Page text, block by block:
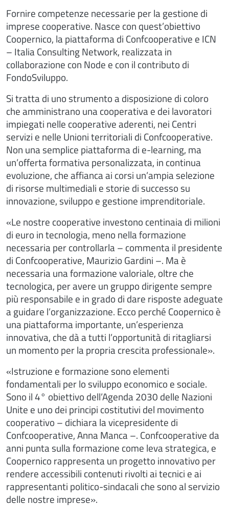
Fornire competenze necessarie per la gestione di
imprese cooperative. Nasce con quest’obiettivo
Coopernico, la piattaforma di Confcooperative e ICN
– Italia Consulting Network, realizzata in
collaborazione con Node e con il contributo di
FondoSviluppo.
Si tratta di uno strumento a disposizione di coloro
che amministrano una cooperativa e dei lavoratori
impiegati nelle cooperative aderenti, nei Centri
servizi e nelle Unioni territoriali di Confcooperative.
Non una semplice piattaforma di e-learning, ma
un’offerta formativa personalizzata, in continua
evoluzione, che affianca ai corsi un’ampia selezione
di risorse multimediali e storie di successo su
innovazione, sviluppo e gestione imprenditoriale.
«Le nostre cooperative investono centinaia di milioni
di euro in tecnologia, meno nella formazione
necessaria per controllarla – commenta il presidente
di Confcooperative, Maurizio Gardini –. Ma è
necessaria una formazione valoriale, oltre che
tecnologica, per avere un gruppo dirigente sempre
più responsabile e in grado di dare risposte adeguate
a guidare l’organizzazione. Ecco perché Coopernico è
una piattaforma importante, un’esperienza
innovativa, che dà a tutti l’opportunità di ritagliarsi
un momento per la propria crescita professionale».
«Istruzione e formazione sono elementi
fondamentali per lo sviluppo economico e sociale.
Sono il 4° obiettivo dell’Agenda 2030 delle Nazioni
Unite e uno dei principi costitutivi del movimento
cooperativo – dichiara la vicepresidente di
Confcooperative, Anna Manca –. Confcooperative da
anni punta sulla formazione come leva strategica, e
Coopernico rappresenta un progetto innovativo per
rendere accessibili contenuti rivolti ai tecnici e ai
rappresentanti politico-sindacali che sono al servizio
delle nostre imprese».